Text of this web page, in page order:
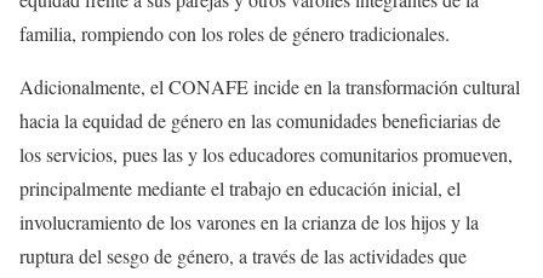
familia, rompiendo con los roles de género tradicionales.
Adicionalmente, el CONAFE incide en la transformación cultural
hacia la equidad de género en las comunidades beneficiarias de
los servicios, pues las y los educadores comunitarios promueven,
principalmente mediante el trabajo en educación inicial, el
involucramiento de los varones en la crianza de los hijos y la
ruptura del sesgo de género, a través de las actividades que